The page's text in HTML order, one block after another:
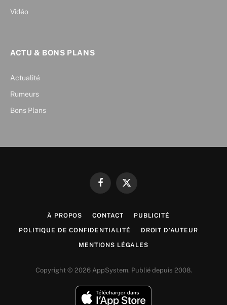
Vidéo
ACTU & BONS PLANS
Actualité
Rumeurs
Bons Plans
FacebookX
À PROPOS CONTACT PUBLICITÉ
POLITIQUE DE CONFIDENTIALITÉ DROIT D’AUTEUR
MENTIONS LÉGALES
Copyright © 2026 AppSystem. Publié depuis 2008.